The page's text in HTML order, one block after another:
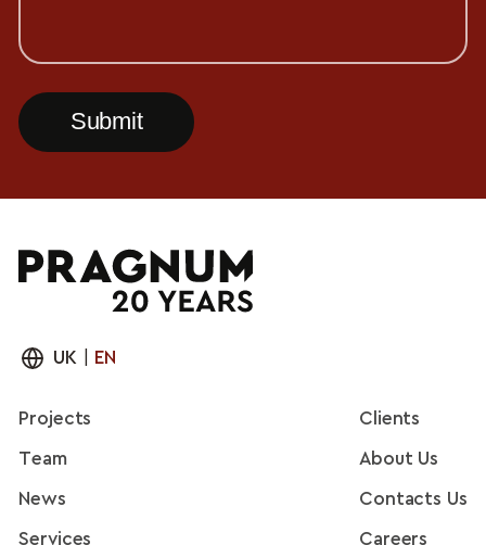
UK EN
Projects Clients
Team About Us
News Contacts Us
Services Careers